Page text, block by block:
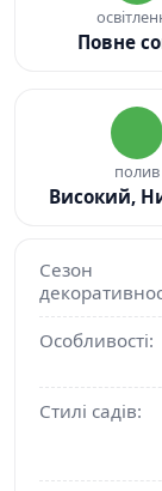
Повне
полив
Високий,
Сезон
Особливості:
Стилі садів: